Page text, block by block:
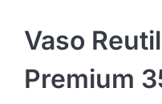
Vaso
Premium